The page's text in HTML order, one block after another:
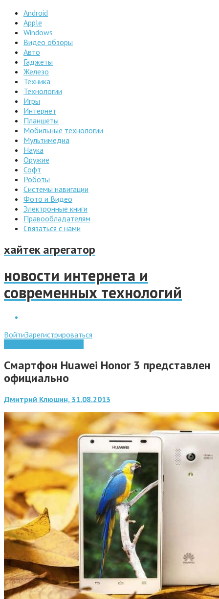
Android
Apple
Windows
Видео обзоры
Авто
Гаджеты
Железо
Техника
Технологии
Игры
Интернет
Планшеты
Мобильные технологии
Мультимедиа
Наука
Оружие
Софт
Роботы
Системы навигации
Фото и Видео
Электронные книги
Правообладателям
Связаться с нами
хайтек агрегатор
новости интернета и
современных технологий
ВойтиЗарегистрироваться
Смартфон Huawei Honor 3 представлен
официально
Дмитрий Клюшин, 31.08.2013